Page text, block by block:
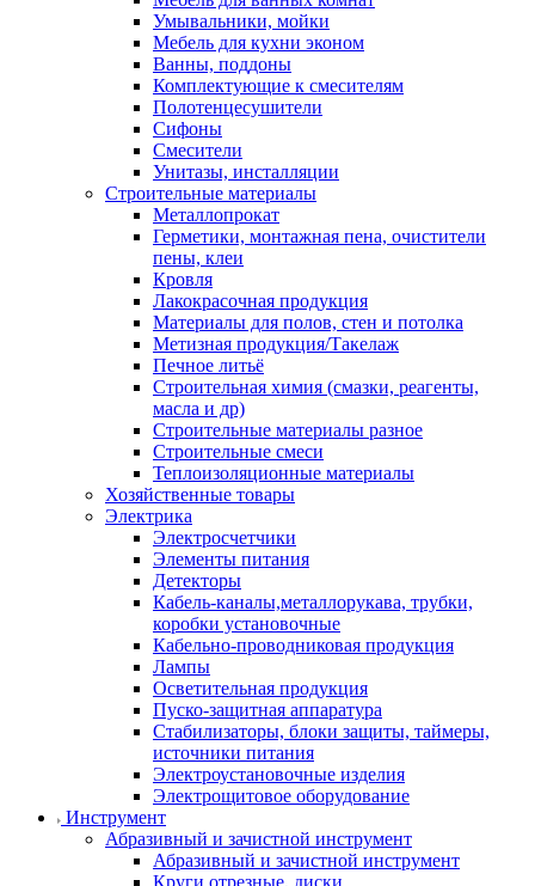
Умывальники, мойки
Мебель для кухни эконом
Ванны, поддоны
Комплектующие к смесителям
Полотенцесушители
Сифоны
Смесители
Унитазы, инсталляции
Строительные материалы
Металлопрокат
Герметики, монтажная пена, очистители
пены, клеи
Кровля
Лакокрасочная продукция
Материалы для полов, стен и потолка
Метизная продукция/Такелаж
Печное литьё
Строительная химия (смазки, реагенты,
масла и др)
Строительные материалы разное
Строительные смеси
Теплоизоляционные материалы
Хозяйственные товары
Электрика
Электросчетчики
Элементы питания
Детекторы
Кабель-каналы,металлорукава, трубки,
коробки установочные
Кабельно-проводниковая продукция
Лампы
Осветительная продукция
Пуско-защитная аппаратура
Стабилизаторы, блоки защиты, таймеры,
источники питания
Электроустановочные изделия
Электрощитовое оборудование
Инструмент
Абразивный и зачистной инструмент
Абразивный и зачистной инструмент
Круги отрезные, диски